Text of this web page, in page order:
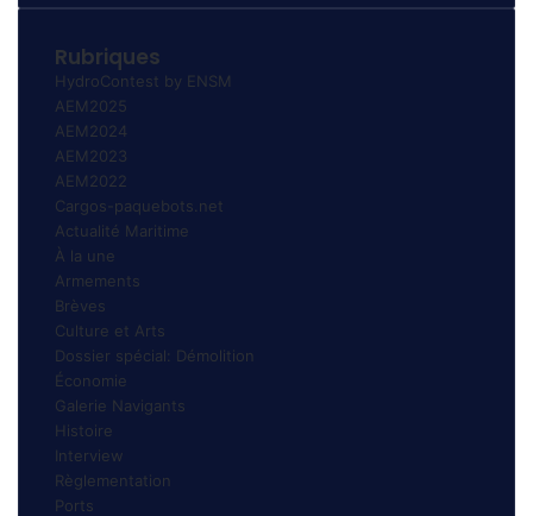
Rubriques
HydroContest by ENSM
AEM2025
AEM2024
AEM2023
AEM2022
Cargos-paquebots.net
Actualité Maritime
À la une
Armements
Brèves
Culture et Arts
Dossier spécial: Démolition
Économie
Galerie Navigants
Histoire
Interview
Règlementation
Ports